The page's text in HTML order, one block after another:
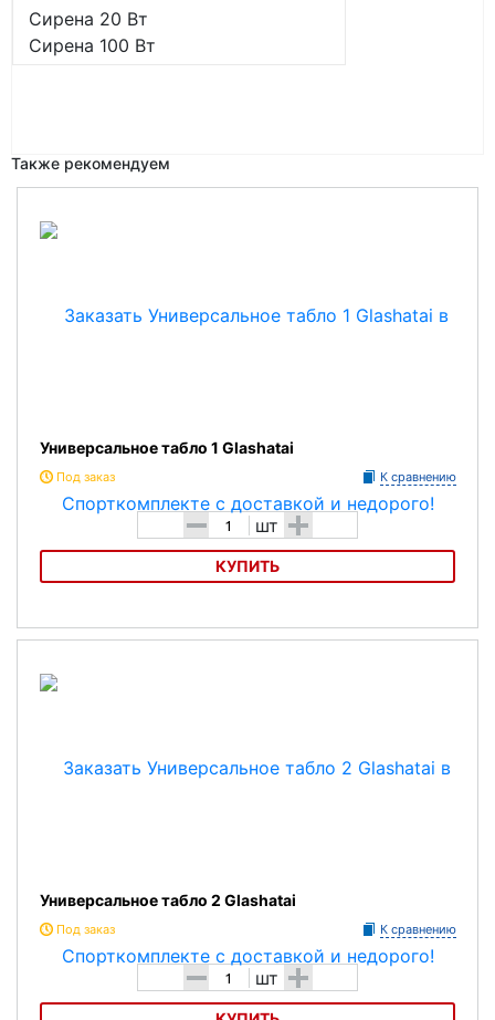
Сирена 20 Вт
Сирена 100 Вт
Также рекомендуем
Универсальное табло 1 Glashatai
Под заказ К сравнению
- шт +
КУПИТЬ
Универсальное табло 1 Glashatai
Универсальное табло 2 Glashatai
Под заказ К сравнению
- шт +